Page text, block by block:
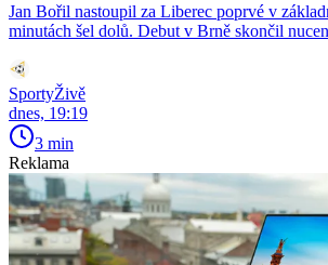
Jan Bořil nastoupil za Liberec poprvé v
minutách šel dolů. Debut v Brně skončil
SportyŽivě
dnes, 19:19
3 min
Reklama